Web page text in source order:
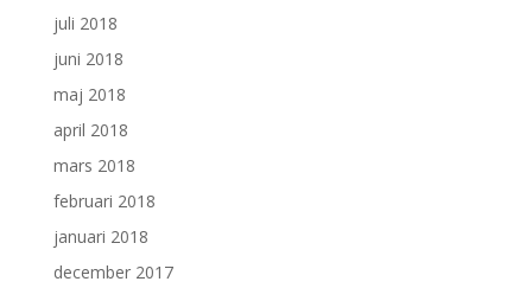
juli 2018
juni 2018
maj 2018
april 2018
mars 2018
februari 2018
januari 2018
december 2017